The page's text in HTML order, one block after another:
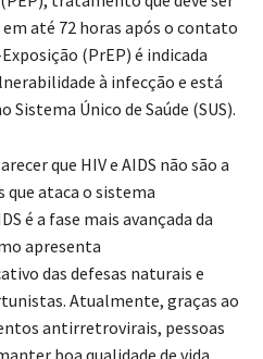
até 72 horas após o contato
(PrEP) é indicada
à infecção e está
Único de Saúde (SUS).
que HIV e AIDS não são a
que ataca o sistema
é a fase mais avançada da
apresenta
das defesas naturais e
Atualmente, graças ao
antirretrovirais, pessoas
boa qualidade de vida,